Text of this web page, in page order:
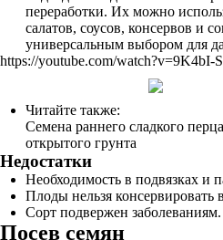
переработки. Их можно
салатов, соусов, консервов и
универсальным выбором для
https://youtube.com/watch?v=9K4bI-
Читайте также:
Семена раннего сладкого
открытого грунта
Недостатки
Необходимость в подвязках и
Плоды нельзя консервировать
Сорт подвержен заболеваниям.
Посев семян